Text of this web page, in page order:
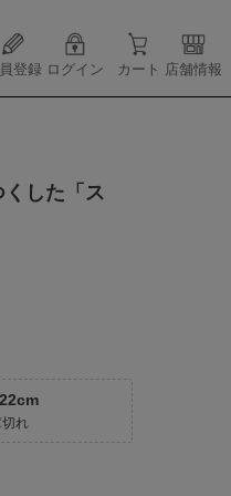
登録 ログイン カート 店舗情報
した「ス
れ